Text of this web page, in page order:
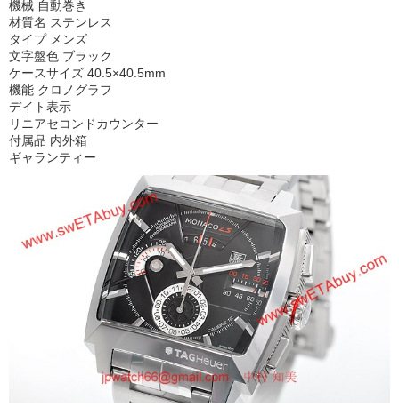
機械 自動巻き
材質名 ステンレス
タイプ メンズ
文字盤色 ブラック
ケースサイズ 40.5×40.5mm
機能 クロノグラフ
デイト表示
リニアセコンドカウンター
付属品 内外箱
ギャランティー